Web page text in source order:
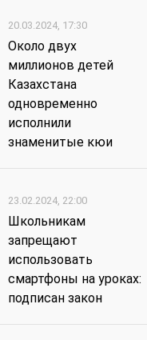
20.03.2024, 17:30
Около двух
миллионов детей
Казахстана
одновременно
исполнили
знаменитые кюи
23.02.2024, 22:00
Школьникам
запрещают
использовать
смартфоны на уроках:
подписан закон